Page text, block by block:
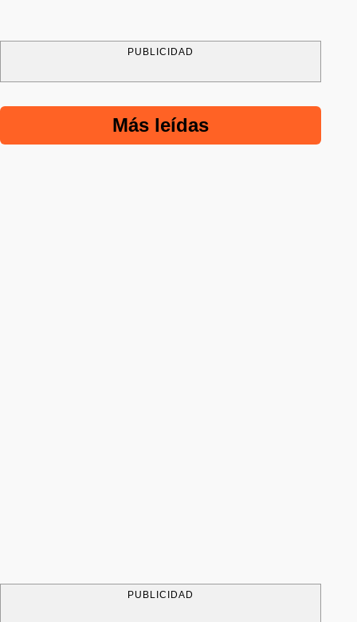
PUBLICIDAD
Más leídas
PUBLICIDAD